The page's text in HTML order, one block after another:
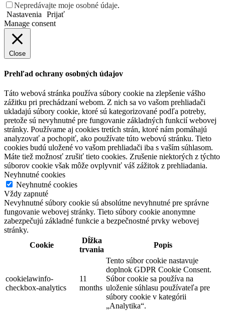
Nepredávajte moje osobné údaje.
Nastavenia
Prijať
Manage consent
Close
Prehľad ochrany osobných údajov
Táto webová stránka používa súbory cookie na zlepšenie vášho
zážitku pri prechádzaní webom. Z nich sa vo vašom prehliadači
ukladajú súbory cookie, ktoré sú kategorizované podľa potreby,
pretože sú nevyhnutné pre fungovanie základných funkcií webovej
stránky. Používame aj cookies tretích strán, ktoré nám pomáhajú
analyzovať a pochopiť, ako používate túto webovú stránku. Tieto
cookies budú uložené vo vašom prehliadači iba s vaším súhlasom.
Máte tiež možnosť zrušiť tieto cookies. Zrušenie niektorých z týchto
súborov cookie však môže ovplyvniť váš zážitok z prehliadania.
Neyhnutné cookies
Neyhnutné cookies
Vždy zapnuté
Nevyhnutné súbory cookie sú absolútne nevyhnutné pre správne
fungovanie webovej stránky. Tieto súbory cookie anonymne
zabezpečujú základné funkcie a bezpečnostné prvky webovej
stránky.
Cookie
Dĺžka
trvania
Popis
cookielawinfo-
checkbox-analytics
11
months
Tento súbor cookie nastavuje
doplnok GDPR Cookie Consent.
Súbor cookie sa používa na
uloženie súhlasu používateľa pre
súbory cookie v kategórii
„Analytika“.